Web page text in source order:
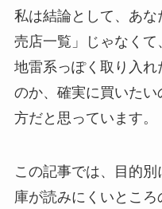
私は結論として、あ
売店一覧」じゃなく
地雷系っぽく取り入
のか、確実に買いた
方だと思っています。
この記事では、目的
庫が読みにくいとこ